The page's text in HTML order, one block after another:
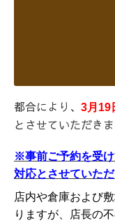
都合により、 3月19
とさせていただきま
※事前ご予約を受
対応とさせていただ
店内や倉庫および
りますが、店長の